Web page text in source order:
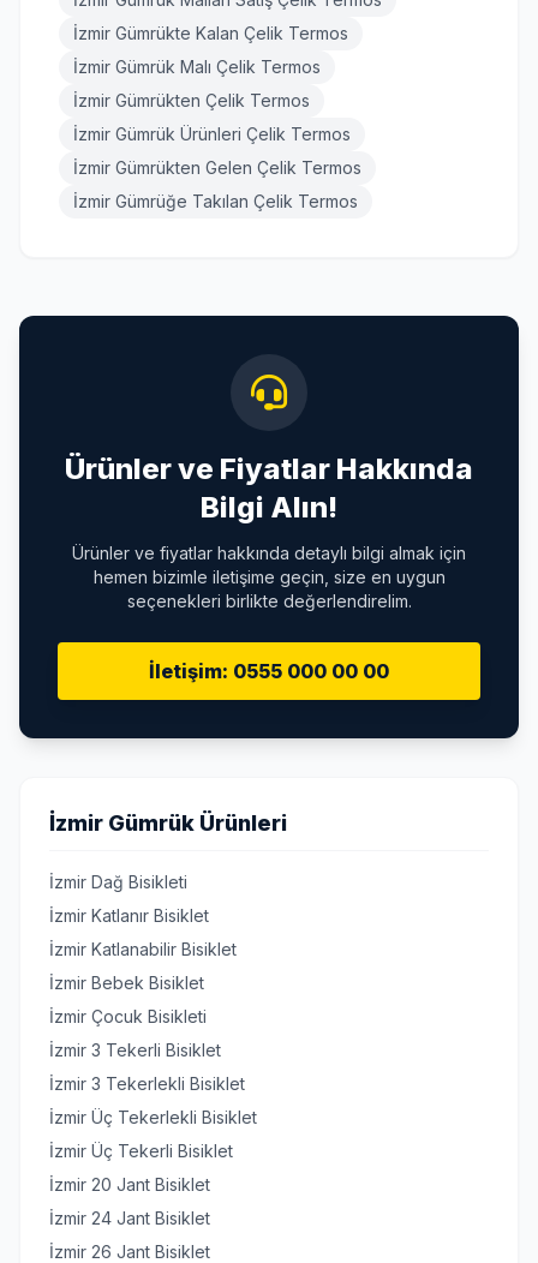
İzmir Gümrükte Kalan Çelik Termos
İzmir Gümrük Malı Çelik Termos
İzmir Gümrükten Çelik Termos
İzmir Gümrük Ürünleri Çelik Termos
İzmir Gümrükten Gelen Çelik Termos
İzmir Gümrüğe Takılan Çelik Termos
Ürünler ve Fiyatlar Hakkında
Bilgi Alın!
Ürünler ve fiyatlar hakkında detaylı bilgi almak için
hemen bizimle iletişime geçin, size en uygun
seçenekleri birlikte değerlendirelim.
İletişim: 0555 000 00 00
İzmir Gümrük Ürünleri
İzmir Dağ Bisikleti
İzmir Katlanır Bisiklet
İzmir Katlanabilir Bisiklet
İzmir Bebek Bisiklet
İzmir Çocuk Bisikleti
İzmir 3 Tekerli Bisiklet
İzmir 3 Tekerlekli Bisiklet
İzmir Üç Tekerlekli Bisiklet
İzmir Üç Tekerli Bisiklet
İzmir 20 Jant Bisiklet
İzmir 24 Jant Bisiklet
İzmir 26 Jant Bisiklet